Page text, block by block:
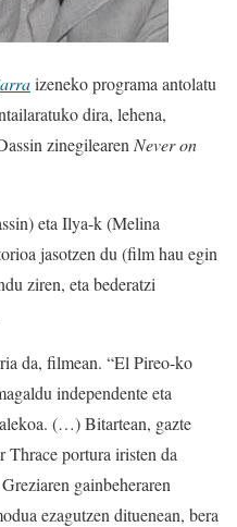
izeneko programa antolatu
dira, lehena,
zinegilearen Never on
eta Ilya-k (Melina
jasotzen du (film hau egin
ziren, eta bederatzi
da, filmean. “El Pireo-ko
independente eta
(…) Bitartean, gazte
Thrace portura iristen da
gainbeheraren
ezagutzen dituenean, bera